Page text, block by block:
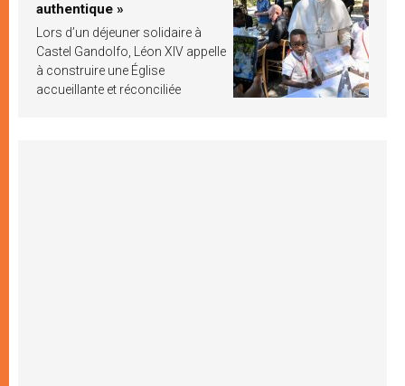
authentique »
Lors d’un déjeuner solidaire à
Castel Gandolfo, Léon XIV appelle
à construire une Église
accueillante et réconciliée